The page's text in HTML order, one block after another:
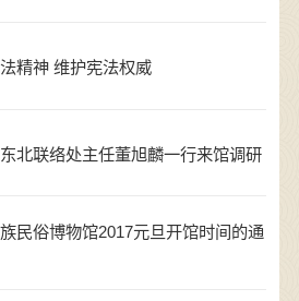
精神 维护宪法权威
北联络处主任董旭麟一行来馆调研
民俗博物馆2017元旦开馆时间的通